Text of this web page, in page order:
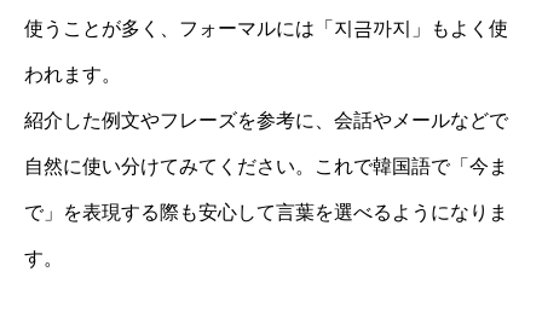
使うことが多く、フォーマルには「지금까지」もよく使
われます。
紹介した例文やフレーズを参考に、会話やメールなどで
自然に使い分けてみてください。これで韓国語で「今ま
で」を表現する際も安心して言葉を選べるようになりま
す。